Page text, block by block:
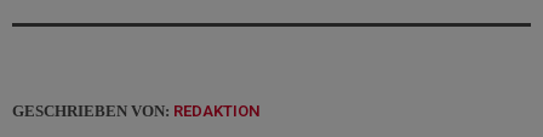
GESCHRIEBEN VON: REDAKTION